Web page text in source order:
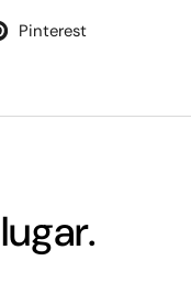
Pinterest